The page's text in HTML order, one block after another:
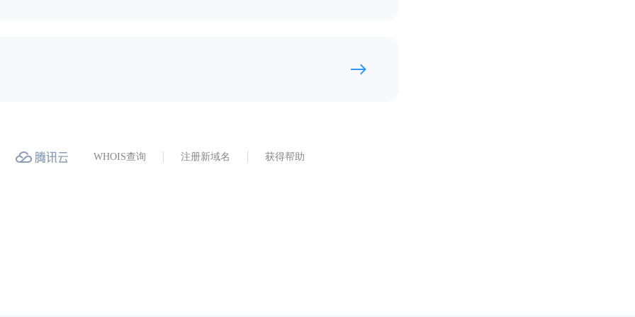
WHOIS查询 注册新域名 获得帮助